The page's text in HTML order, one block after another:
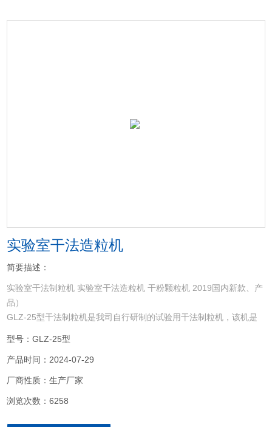
实验室干法造粒机
简要描述：
实验室干法制粒机 实验室干法造粒机 干粉颗粒机 2019国内新款、产
品）
GLZ-25型干法制粒机是我司自行研制的试验用干法制粒机，该机是
置和小型生产，只需80克左右干粉末就可以其成型性。
型号：GLZ-25型
产品时间：2024-07-29
厂商性质：生产厂家
浏览次数：6258